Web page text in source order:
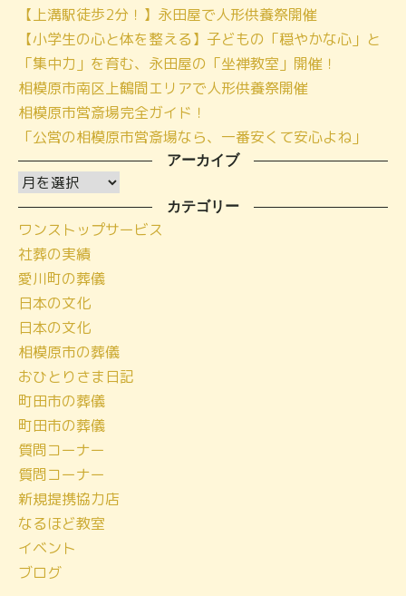
【上溝駅徒歩2分！】永田屋で人形供養祭開催
【小学生の心と体を整える】子どもの「穏やかな心」と
「集中力」を育む、永田屋の「坐禅教室」開催！
相模原市南区上鶴間エリアで人形供養祭開催
相模原市営斎場完全ガイド！
「公営の相模原市営斎場なら、一番安くて安心よね」
アーカイブ
ア
ー
カ
イ
ブ
カテゴリー
ワンストップサービス
社葬の実績
愛川町の葬儀
日本の文化
日本の文化
相模原市の葬儀
おひとりさま日記
町田市の葬儀
町田市の葬儀
質問コーナー
質問コーナー
新規提携協力店
なるほど教室
イベント
ブログ